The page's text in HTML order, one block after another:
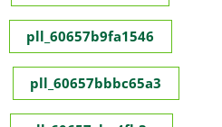
pll_60657b9fa1546
pll_60657bbbc65a3